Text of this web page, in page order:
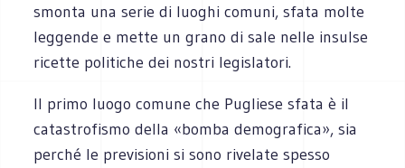
smonta una serie di luoghi comuni, sfata molte
leggende e mette un grano di sale nelle insulse
ricette politiche dei nostri legislatori.
Il primo luogo comune che Pugliese sfata è il
catastrofismo della «bomba demografica», sia
perché le previsioni si sono rivelate spesso